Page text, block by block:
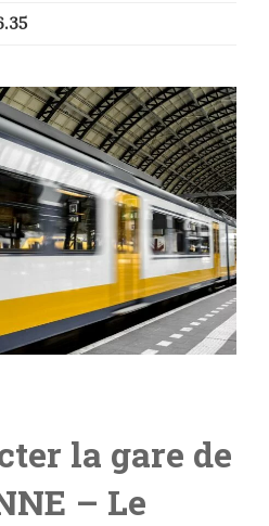
la gare de
– Le